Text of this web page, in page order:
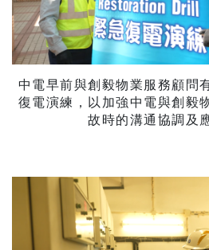
中電早前與創毅物業服務顧問
復電演練，以加強中電與創毅
故時的溝通協調及